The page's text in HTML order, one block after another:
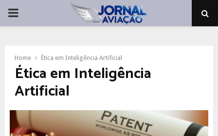
PRIMARY
Home Ética em Inteligência Artificial
Ética em Inteligência
Artificial